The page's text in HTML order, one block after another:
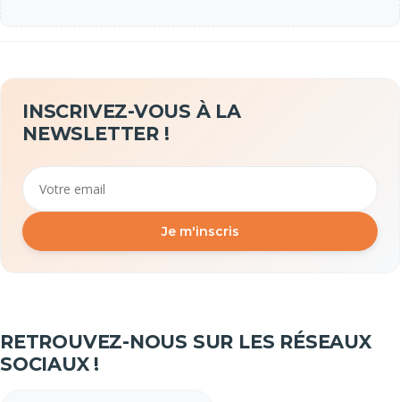
INSCRIVEZ-VOUS À LA
NEWSLETTER !
Email
Je m'inscris
RETROUVEZ-NOUS SUR LES RÉSEAUX
SOCIAUX !